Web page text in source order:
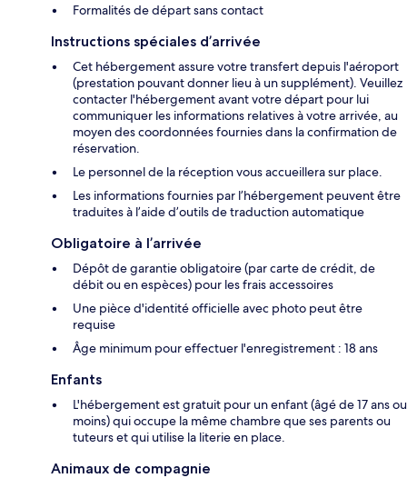
Formalités de départ sans contact
Instructions spéciales d’arrivée
Cet hébergement assure votre transfert depuis l'aéroport
(prestation pouvant donner lieu à un supplément). Veuillez
contacter l'hébergement avant votre départ pour lui
communiquer les informations relatives à votre arrivée, au
moyen des coordonnées fournies dans la confirmation de
réservation.
Le personnel de la réception vous accueillera sur place.
Les informations fournies par l’hébergement peuvent être
traduites à l’aide d’outils de traduction automatique
Obligatoire à l’arrivée
Dépôt de garantie obligatoire (par carte de crédit, de
débit ou en espèces) pour les frais accessoires
Une pièce d'identité officielle avec photo peut être
requise
Âge minimum pour effectuer l'enregistrement : 18 ans
Enfants
L'hébergement est gratuit pour un enfant (âgé de 17 ans ou
moins) qui occupe la même chambre que ses parents ou
tuteurs et qui utilise la literie en place.
Animaux de compagnie